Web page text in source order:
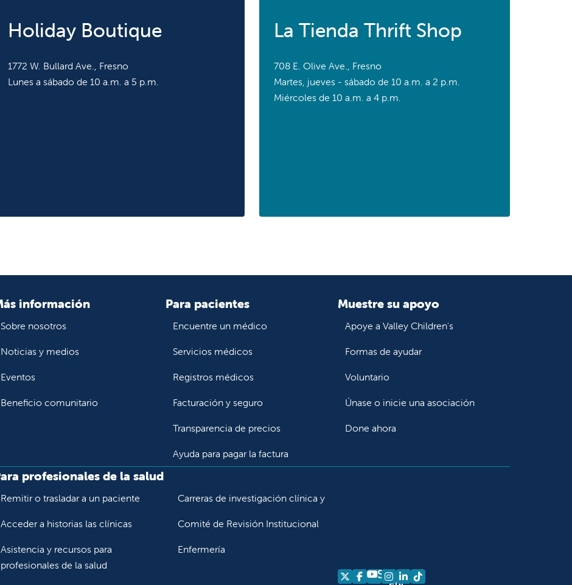
Holiday Boutique
1772 W. Bullard Ave., Fresno
Lunes a sábado de 10 a.m. a 5 p.m.
La Tienda Thrift Shop
708 E. Olive Ave., Fresno
Martes, jueves - sábado de 10 a.m. a 2 p.m.
Miércoles de 10 a.m. a 4 p.m.
información
Sobre nosotros
Noticias y medios
Eventos
Beneficio comunitario
Para pacientes
Encuentre un médico
Servicios médicos
Registros médicos
Facturación y seguro
Transparencia de precios
Ayuda para pagar la factura
Muestre su apoyo
Apoye a Valley Children's
Formas de ayudar
Voluntario
Únase o inicie una asociación
Done ahora
profesionales de la salud
Remitir o trasladar a un paciente
Acceder a historias las clínicas
Asistencia y recursos para
profesionales de la salud
Carreras de investigación clínica y
Comité de Revisión Institucional
Enfermería
Síganos en X
Síganos en Facebook
Síganos
Síganos en Instagram
Síganos en LinkedIn
Síganos en TikTok